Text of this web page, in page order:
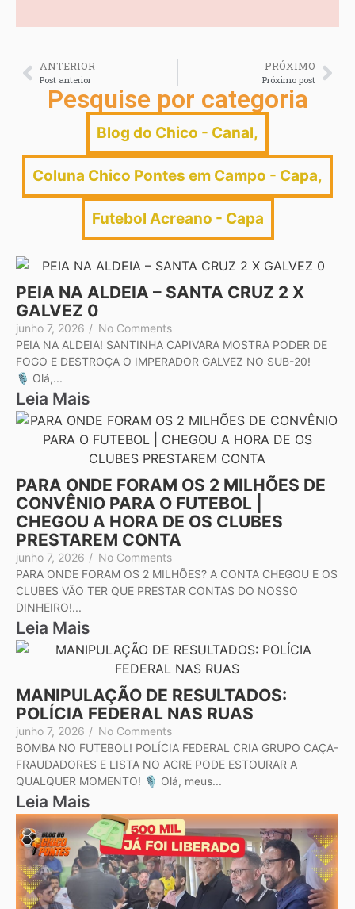
ANTERIOR
Post anterior
PRÓXIMO
Próximo post
Pesquise por categoria
Blog do Chico - Canal,
Coluna Chico Pontes em Campo - Capa,
Futebol Acreano - Capa
PEIA NA ALDEIA – SANTA CRUZ 2 X
GALVEZ 0
junho 7, 2026 / No Comments
PEIA NA ALDEIA! SANTINHA CAPIVARA MOSTRA PODER DE
FOGO E DESTROÇA O IMPERADOR GALVEZ NO SUB-20!
🎙️ Olá,...
Leia Mais
PARA ONDE FORAM OS 2 MILHÕES DE
CONVÊNIO PARA O FUTEBOL |
CHEGOU A HORA DE OS CLUBES
PRESTAREM CONTA
junho 7, 2026 / No Comments
PARA ONDE FORAM OS 2 MILHÕES? A CONTA CHEGOU E OS
CLUBES VÃO TER QUE PRESTAR CONTAS DO NOSSO
DINHEIRO!...
Leia Mais
MANIPULAÇÃO DE RESULTADOS:
POLÍCIA FEDERAL NAS RUAS
junho 7, 2026 / No Comments
BOMBA NO FUTEBOL! POLÍCIA FEDERAL CRIA GRUPO CAÇA-
FRAUDADORES E LISTA NO ACRE PODE ESTOURAR A
QUALQUER MOMENTO! 🎙️ Olá, meus...
Leia Mais